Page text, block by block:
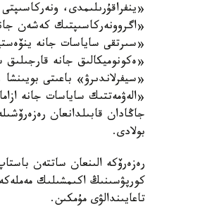
«ينفراقۇرىلىمدى، ونەركاسىپتى
«اگروونەركاسىپتىك كەشەن جانە
«سىرتقى ساياسات جانە
«ەكونوميكالىق جانە قارجىلىق
«سيفرلاندىرۋ» باعىتى بويىنشا - 9
«الەۋمەتتىك ساياسات جانە
بولادى.
رەزەرۆكە الىنعان ساتتەن
كورپۋسىنىڭ اكىمشىلىك
تاعايىندالۋى مۇمكىن.